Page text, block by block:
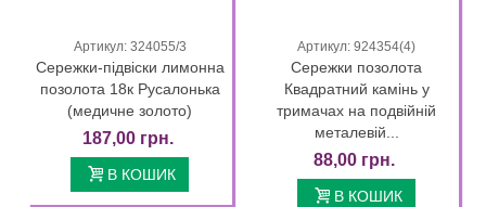
Артикул: 324055/3
Сережки-підвіски лимонна
позолота 18к Русалонька
(медичне золото)
187,00 грн.
В КОШИК
Артикул: 924354(4)
Сережки позолота
Квадратний камінь у
тримачах на подвійній
металевій...
88,00 грн.
В КОШИК